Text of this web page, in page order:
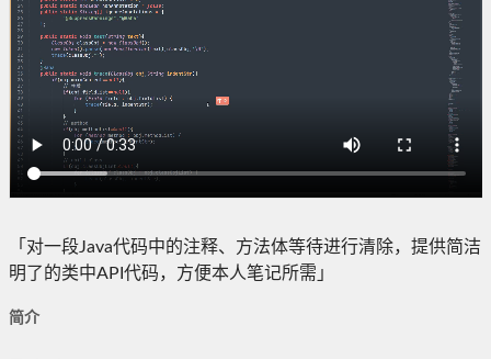
「对一段Java代码中的注释、方法体等待进行清除，提供简洁
明了的类中API代码，方便本人笔记所需」
简介